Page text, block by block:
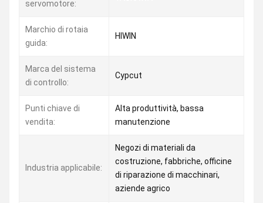
servomotore:
Marchio di rotaia
guida:
HIWIN
Marca del sistema
di controllo:
Cypcut
Punti chiave di
vendita:
Alta produttività, bassa
manutenzione
Industria applicabile:
Negozi di materiali da
costruzione, fabbriche, officine
di riparazione di macchinari,
aziende agrico